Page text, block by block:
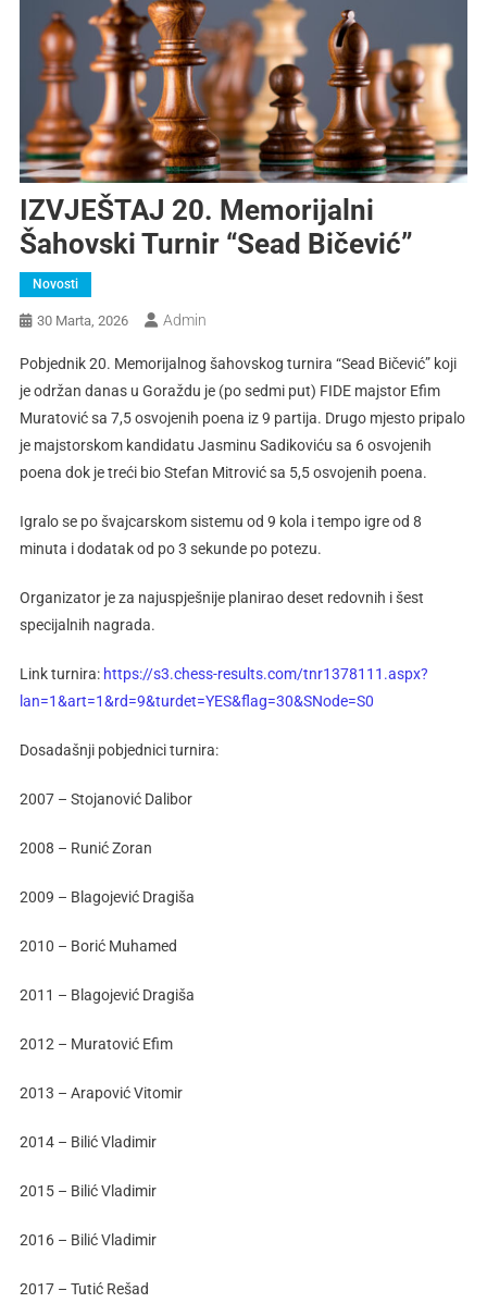
IZVJEŠTAJ 20. Memorijalni
Šahovski Turnir “Sead Bičević”
Novosti
30 Marta, 2026 Admin
Pobjednik 20. Memorijalnog šahovskog turnira “Sead Bičević” koji
je održan danas u Goraždu je (po sedmi put) FIDE majstor Efim
Muratović sa 7,5 osvojenih poena iz 9 partija. Drugo mjesto pripalo
je majstorskom kandidatu Jasminu Sadikoviću sa 6 osvojenih
poena dok je treći bio Stefan Mitrović sa 5,5 osvojenih poena.
Igralo se po švajcarskom sistemu od 9 kola i tempo igre od 8
minuta i dodatak od po 3 sekunde po potezu.
Organizator je za najuspješnije planirao deset redovnih i šest
specijalnih nagrada.
Link turnira: https://s3.chess-results.com/tnr1378111.aspx?
lan=1&art=1&rd=9&turdet=YES&flag=30&SNode=S0
Dosadašnji pobjednici turnira:
2007 – Stojanović Dalibor
2008 – Runić Zoran
2009 – Blagojević Dragiša
2010 – Borić Muhamed
2011 – Blagojević Dragiša
2012 – Muratović Efim
2013 – Arapović Vitomir
2014 – Bilić Vladimir
2015 – Bilić Vladimir
2016 – Bilić Vladimir
2017 – Tutić Rešad